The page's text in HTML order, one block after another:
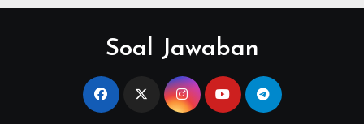
Soal Jawaban